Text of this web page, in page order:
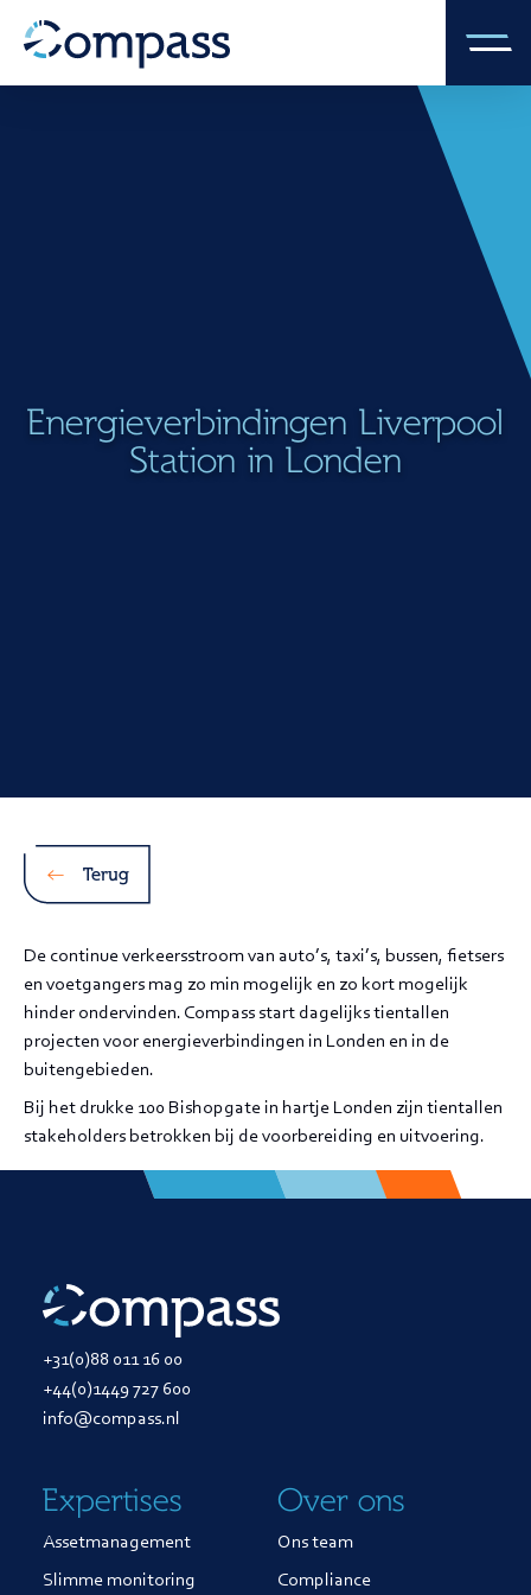
Energieverbindingen Liverpool
Station in Londen
Terug
De continue verkeersstroom van auto’s, taxi’s, bussen, fietsers
en voetgangers mag zo min mogelijk en zo kort mogelijk
hinder ondervinden. Compass start dagelijks tientallen
projecten voor energieverbindingen in Londen en in de
buitengebieden.
Bij het drukke 100 Bishopgate in hartje Londen zijn tientallen
stakeholders betrokken bij de voorbereiding en uitvoering.
+31(0)88 011 16 00
+44(0)1449 727 600
info@compass.nl
Expertises
Assetmanagement
Slimme monitoring
Over ons
Ons team
Compliance